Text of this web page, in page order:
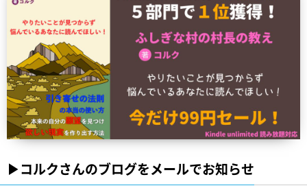
▶︎コルクさんのブログをメールでお知らせ